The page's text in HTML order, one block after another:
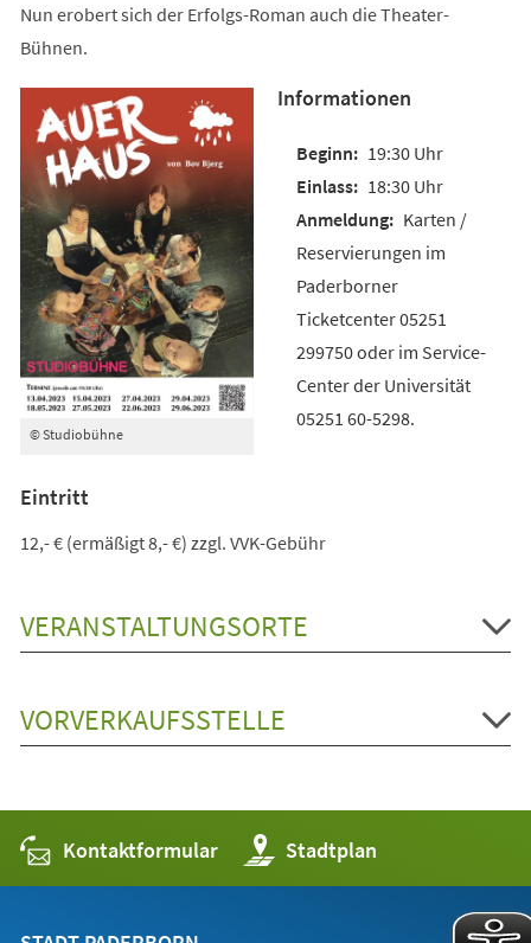
Nun erobert sich der Erfolgs-Roman auch die Theater-
Bühnen.
© Studiobühne
Informationen
19:30 Uhr
18:30 Uhr
Karten /
Reservierungen im
Paderborner
Ticketcenter 05251
299750 oder im Service-
Center der Universität
05251 60-5298.
Eintritt
12,- € (ermäßigt 8,- €) zzgl. VVK-Gebühr
VERANSTALTUNGSORTE
VORVERKAUFSSTELLE
Kontaktformular Stadtplan
(Öffnet
in
einem